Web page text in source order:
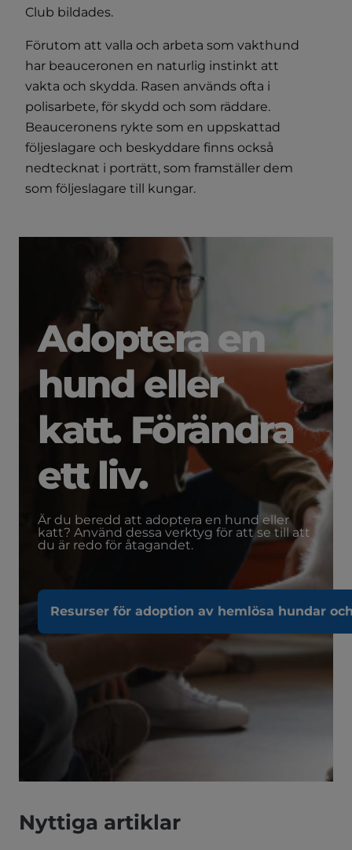
Club bildades.
Förutom att valla och arbeta som vakthund
har beauceronen en naturlig instinkt att
vakta och skydda. Rasen används ofta i
polisarbete, för skydd och som räddare.
Beauceronens rykte som en uppskattad
följeslagare och beskyddare finns också
nedtecknat i porträtt, som framställer dem
som följeslagare till kungar.
Adoptera en
hund eller
katt. Förändra
ett liv.
Är du beredd att adoptera en hund eller
katt? Använd dessa verktyg för att se till att
du är redo för åtagandet.
Resurser för adoption av hemlösa hundar
Nyttiga artiklar